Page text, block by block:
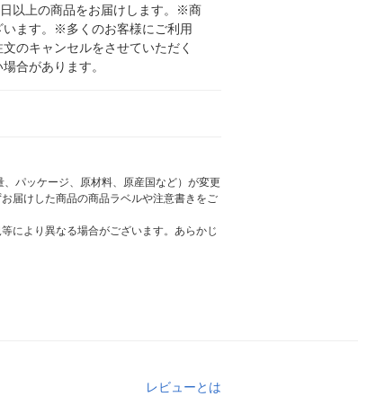
以上の商品をお届けします。※商
います。※多くのお客様にご利用
のキャンセルをさせていただく
合があります。
パッケージ、原材料、原産国など）が変更
届けした商品の商品ラベルや注意書きをご
により異なる場合がございます。あらかじ
レビューとは